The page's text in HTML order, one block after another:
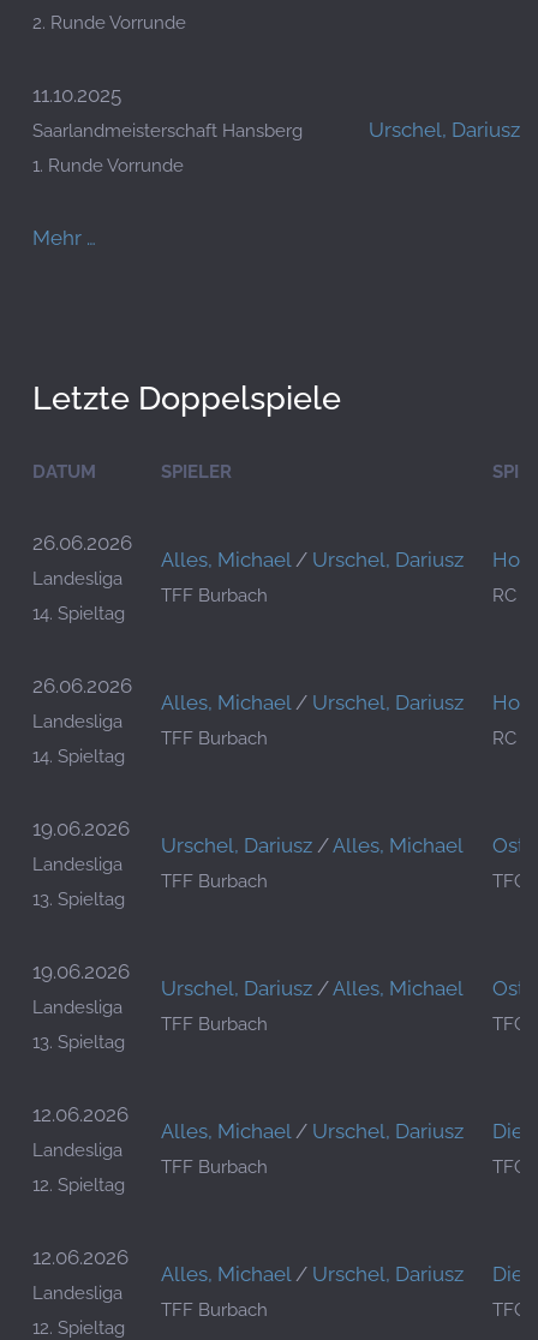
2. Runde Vorrunde
11.10.2025
Saarlandmeisterschaft Hansberg
1. Runde Vorrunde
Urschel, Dariusz
Mehr …
Letzte Doppelspiele
DATUM SPIELER
26.06.2026
Landesliga
14. Spieltag
Alles, Michael/ Urschel, Dariusz
TFF Burbach RC
26.06.2026
Landesliga
14. Spieltag
Alles, Michael/ Urschel, Dariusz
TFF Burbach RC
19.06.2026
Landesliga
13. Spieltag
Urschel, Dariusz /Alles, Michael
TFF Burbach TFC
19.06.2026
Landesliga
13. Spieltag
Urschel, Dariusz /Alles, Michael
TFF Burbach TFC
12.06.2026
Landesliga
12. Spieltag
Alles, Michael/ Urschel, Dariusz
TFF Burbach TFC
12.06.2026
Landesliga
12. Spieltag
Alles, Michael/ Urschel, Dariusz
TFF Burbach TFC